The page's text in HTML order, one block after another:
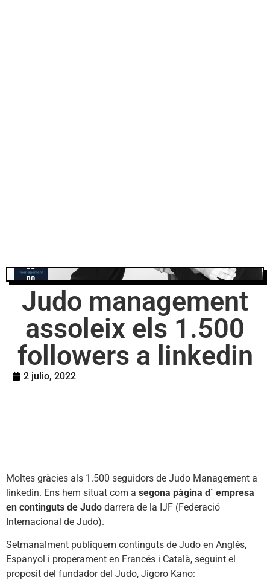
Judo management
assoleix els 1.500
followers a linkedin
2 julio, 2022
Moltes gràcies als 1.500 seguidors de Judo Management a
linkedin. Ens hem situat com a segona pàgina d´ empresa
en continguts de Judo darrera de la IJF (Federació
Internacional de Judo).
Setmanalment publiquem continguts de Judo en Anglés,
Espanyol i properament en Francés i Català, seguint el
proposit del fundador del Judo, Jigoro Kano: